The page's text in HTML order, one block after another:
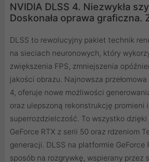
NVIDIA DLSS 4. Niezwykła
Doskonała oprawa graficzna.
DLSS to rewolucyjny pakiet technik
na sieciach neuronowych, który
zwiększenia FPS, zmniejszenia
jakości obrazu. ‌Najnowsza
4, oferuje nowe możliwości
oraz ulepszoną rekonstrukcję promieni i
superrozdzielczość. To wszystko dzięki
GeForce RTX z serii 50 oraz rdzeniom
generacji. DLSS na platformie GeForce
sposób na rozgrywkę, wspierany przez